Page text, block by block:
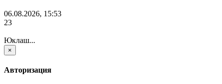
06.08.2026, 15:53
23
Юклаш...
×
Авторизация